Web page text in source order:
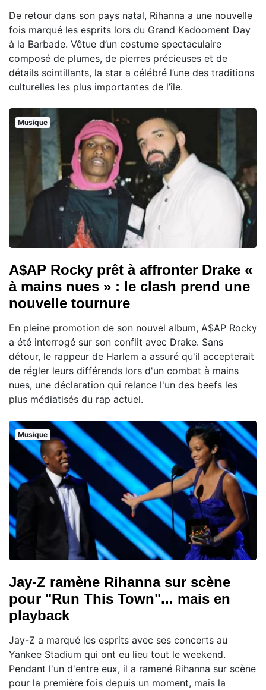
De retour dans son pays natal, Rihanna a une nouvelle
fois marqué les esprits lors du Grand Kadooment Day
à la Barbade. Vêtue d’un costume spectaculaire
composé de plumes, de pierres précieuses et de
détails scintillants, la star a célébré l’une des traditions
culturelles les plus importantes de l’île.
Musique
A$AP Rocky prêt à affronter Drake «
à mains nues » : le clash prend une
nouvelle tournure
En pleine promotion de son nouvel album, A$AP Rocky
a été interrogé sur son conflit avec Drake. Sans
détour, le rappeur de Harlem a assuré qu'il accepterait
de régler leurs différends lors d'un combat à mains
nues, une déclaration qui relance l'un des beefs les
plus médiatisés du rap actuel.
Musique
Jay-Z ramène Rihanna sur scène
pour "Run This Town"... mais en
playback
Jay-Z a marqué les esprits avec ses concerts au
Yankee Stadium qui ont eu lieu tout le weekend.
Pendant l'un d'entre eux, il a ramené Rihanna sur scène
pour la première fois depuis un moment, mais la